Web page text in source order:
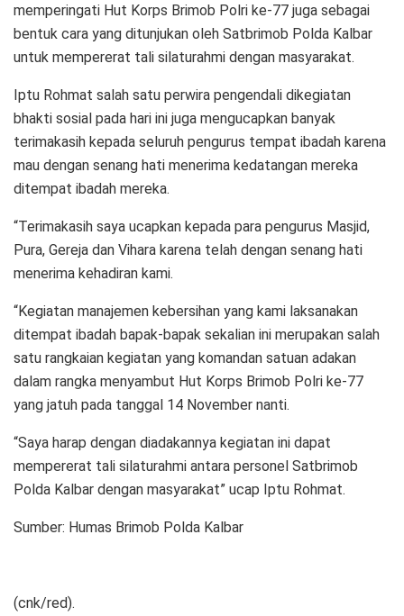
memperingati Hut Korps Brimob Polri ke-77 juga sebagai
bentuk cara yang ditunjukan oleh Satbrimob Polda Kalbar
untuk mempererat tali silaturahmi dengan masyarakat.
Iptu Rohmat salah satu perwira pengendali dikegiatan
bhakti sosial pada hari ini juga mengucapkan banyak
terimakasih kepada seluruh pengurus tempat ibadah karena
mau dengan senang hati menerima kedatangan mereka
ditempat ibadah mereka.
“Terimakasih saya ucapkan kepada para pengurus Masjid,
Pura, Gereja dan Vihara karena telah dengan senang hati
menerima kehadiran kami.
“Kegiatan manajemen kebersihan yang kami laksanakan
ditempat ibadah bapak-bapak sekalian ini merupakan salah
satu rangkaian kegiatan yang komandan satuan adakan
dalam rangka menyambut Hut Korps Brimob Polri ke-77
yang jatuh pada tanggal 14 November nanti.
“Saya harap dengan diadakannya kegiatan ini dapat
mempererat tali silaturahmi antara personel Satbrimob
Polda Kalbar dengan masyarakat” ucap Iptu Rohmat.
Sumber: Humas Brimob Polda Kalbar
(cnk/red).